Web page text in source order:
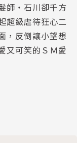
師‧石川卻千方
超級虐待狂心二
，反倒讓小望想
又可笑的ＳＭ愛